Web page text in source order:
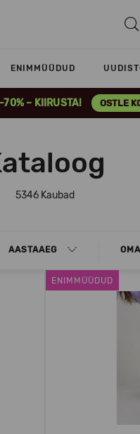
ENIMMÜÜDUD
70% – KIIRUSTA! OSTLE
5346 Kaubad
AASTAAEG
ENIMMÜÜDUD